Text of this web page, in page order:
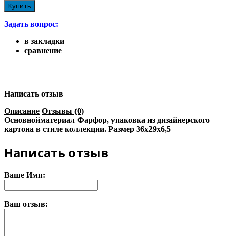
Купить
Задать вопрос:
в закладки
сравнение
Написать отзыв
Описание Отзывы (0)
Основнойматериал Фарфор, упаковка из дизайнерского
картона в стиле коллекции. Размер 36х29х6,5
Написать отзыв
Ваше Имя:
Ваш отзыв: